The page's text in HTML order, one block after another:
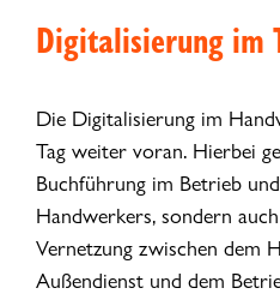
Digitalisierung im
Die Digitalisierung im
Tag weiter voran. Hierbei
Buchführung im Betrieb
Handwerkers, sondern
Vernetzung zwischen dem
Außendienst und dem